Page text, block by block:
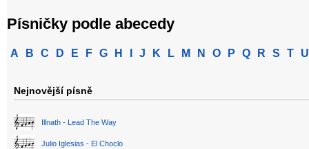
Písničky podle abecedy
A B C D E F G H J K L M N O P Q R S T U
Nejnovější písně
Illnath - Lead The Way
Julio Iglesias - El Choclo